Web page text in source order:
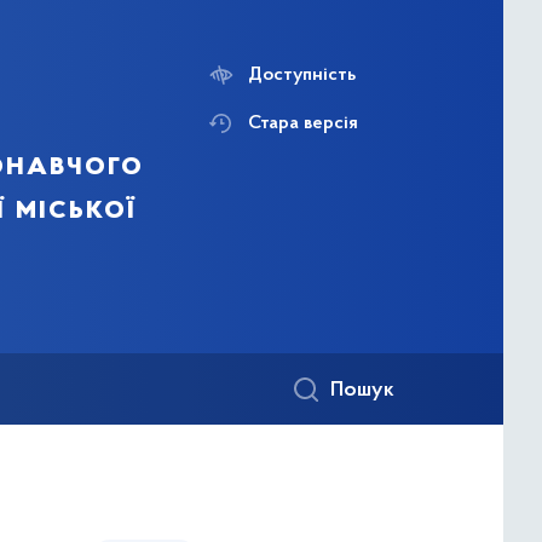
міської
Доступність
Стара версія
Пошук